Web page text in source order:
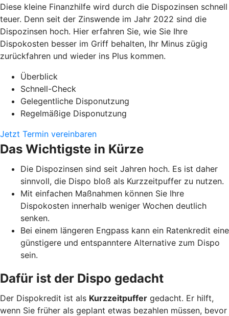
Diese kleine Finanzhilfe wird durch die Dispozinsen schnell
teuer. Denn seit der Zinswende im Jahr 2022 sind die
Dispozinsen hoch. Hier erfahren Sie, wie Sie Ihre
Dispokosten besser im Griff behalten, Ihr Minus zügig
zurückfahren und wieder ins Plus kommen.
Überblick
Schnell-Check
Gelegentliche Disponutzung
Regelmäßige Disponutzung
Jetzt Termin vereinbaren
Das Wichtigste in Kürze
Die Dispozinsen sind seit Jahren hoch. Es ist daher
sinnvoll, die Dispo bloß als Kurzzeitpuffer zu nutzen.
Mit einfachen Maßnahmen können Sie Ihre
Dispokosten innerhalb weniger Wochen deutlich
senken.
Bei einem längeren Engpass kann ein Ratenkredit eine
günstigere und entspanntere Alternative zum Dispo
sein.
Dafür ist der Dispo gedacht
Der Dispokredit ist als Kurzzeitpuffer gedacht. Er hilft,
wenn Sie früher als geplant etwas bezahlen müssen, bevor